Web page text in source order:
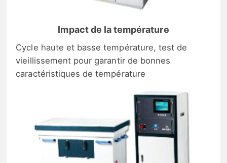
Impact de la température
Cycle haute et basse température, test de
vieillissement pour garantir de bonnes
caractéristiques de température